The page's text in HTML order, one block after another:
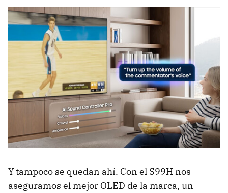
Y tampoco se quedan ahí. Con el S99H nos
aseguramos el mejor OLED de la marca, un